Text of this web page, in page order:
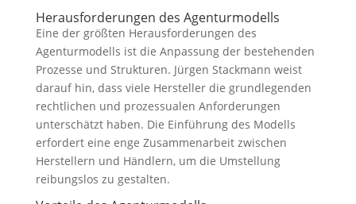
Herausforderungen des Agenturmodells
Eine der größten Herausforderungen des
Agenturmodells ist die Anpassung der bestehenden
Prozesse und Strukturen. Jürgen Stackmann weist
darauf hin, dass viele Hersteller die grundlegenden
rechtlichen und prozessualen Anforderungen
unterschätzt haben. Die Einführung des Modells
erfordert eine enge Zusammenarbeit zwischen
Herstellern und Händlern, um die Umstellung
reibungslos zu gestalten.